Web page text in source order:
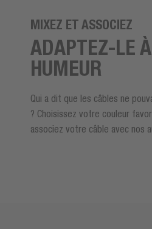
MIXEZ ET ASSOCIEZ
ADAPTEZ-LE
HUMEUR
Qui a dit que les câbles ne
? Choisissez votre couleur
associez votre câble avec nos